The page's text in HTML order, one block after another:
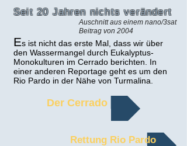
Seit 20 Jahren nichts verändert
Auschnitt aus einem nano/3sat
Beitrag von 2004
Es ist nicht das erste Mal, dass wir über
den Wassermangel durch Eukalyptus-
Monokulturen im Cerrado berichten. In
einer anderen Reportage geht es um den
Rio Pardo in der Nähe von Turmalina.
Der Cerrado
Rettung Rio Pardo